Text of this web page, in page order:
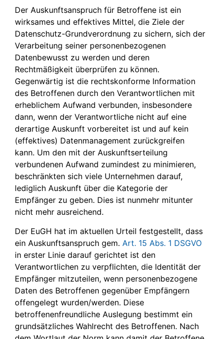
Der Auskunftsanspruch für Betroffene ist ein
wirksames und effektives Mittel, die Ziele der
Datenschutz-Grundverordnung zu sichern, sich der
Verarbeitung seiner personenbezogenen
Datenbewusst zu werden und deren
Rechtmäßigkeit überprüfen zu können.
Gegenwärtig ist die rechtskonforme Information
des Betroffenen durch den Verantwortlichen mit
erheblichem Aufwand verbunden, insbesondere
dann, wenn der Verantwortliche nicht auf eine
derartige Auskunft vorbereitet ist und auf kein
(effektives) Datenmanagement zurückgreifen
kann. Um den mit der Auskunftserteilung
verbundenen Aufwand zumindest zu minimieren,
beschränkten sich viele Unternehmen darauf,
lediglich Auskunft über die Kategorie der
Empfänger zu geben. Dies ist nunmehr mitunter
nicht mehr ausreichend.
Der EuGH hat im aktuellen Urteil festgestellt, dass
ein Auskunftsanspruch gem. Art. 15 Abs. 1 DSGVO
in erster Linie darauf gerichtet ist den
Verantwortlichen zu verpflichten, die Identität der
Empfänger mitzuteilen, wenn personenbezogene
Daten des Betroffenen gegenüber Empfängern
offengelegt wurden/werden. Diese
betroffenenfreundliche Auslegung bestimmt ein
grundsätzliches Wahlrecht des Betroffenen. Nach